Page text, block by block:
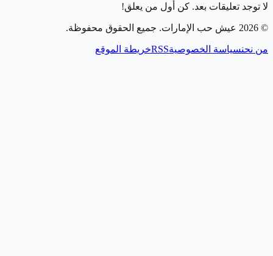
لا توجد تعليقات بعد. كن أول من يعلق!
©
2026 عيش حب الإمارات. جميع الحقوق محفوظة.
من نحنسياسة الخصوصيةRSSخريطة الموقع